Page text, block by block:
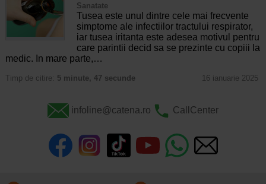
Sanatate
Tusea este unul dintre cele mai frecvente
simptome ale infectiilor tractului respirator,
iar tusea iritanta este adesea motivul pentru
care parintii decid sa se prezinte cu copiii la
medic. In mare parte,…
Timp de citire: 5 minute, 47 secunde 16 ianuarie 2025
infoline@catena.ro CallCenter